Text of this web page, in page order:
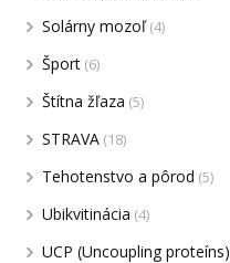
Solárny mozoľ(4)
Šport (6)
Štítna žľaza (5)
STRAVA (18)
Tehotenstvo a pôrod (5)
Ubikvitinácia (4)
UCP (Uncoupling proteíns)